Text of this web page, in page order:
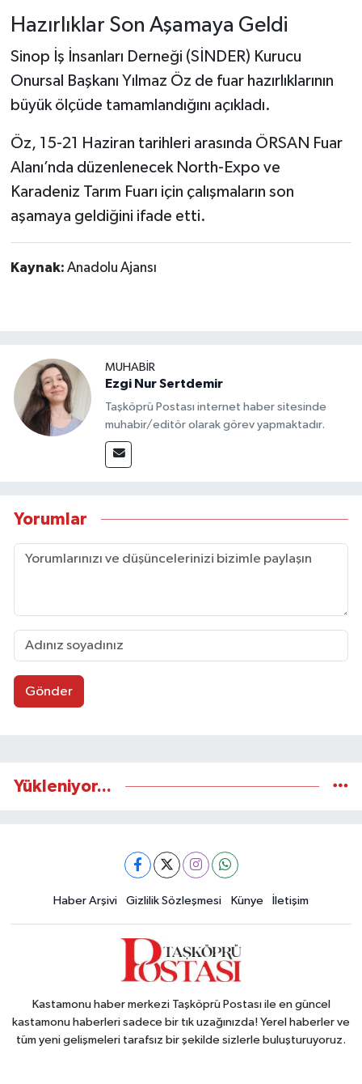
Hazırlıklar Son Aşamaya Geldi
Sinop İş İnsanları Derneği (SİNDER) Kurucu
Onursal Başkanı Yılmaz Öz de fuar hazırlıklarının
büyük ölçüde tamamlandığını açıkladı.
Öz, 15-21 Haziran tarihleri arasında ÖRSAN Fuar
Alanı’nda düzenlenecek North-Expo ve
Karadeniz Tarım Fuarı için çalışmaların son
aşamaya geldiğini ifade etti.
Kaynak: Anadolu Ajansı
MUHABİR
Ezgi Nur Sertdemir
Taşköprü Postası internet haber sitesinde
muhabir/editör olarak görev yapmaktadır.
Yorumlar
Gönder
Yükleniyor...
Haber Arşivi Gizlilik Sözleşmesi Künye İletişim
Kastamonu haber merkezi Taşköprü Postası ile en güncel
kastamonu haberleri sadece bir tık uzağınızda! Yerel haberler ve
tüm yeni gelişmeleri tarafsız bir şekilde sizlerle buluşturuyoruz.